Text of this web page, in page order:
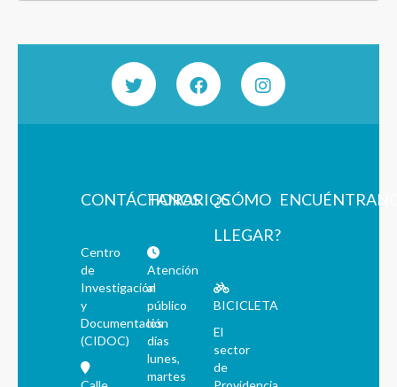
CONTÁCTANOS
Centro
de
Investigación
y
Documentación
(CIDOC)
HORARIOS
Atención
al
público
los
días
lunes,
martes
¿CÓMO
LLEGAR?
BICICLETA
El
sector
de